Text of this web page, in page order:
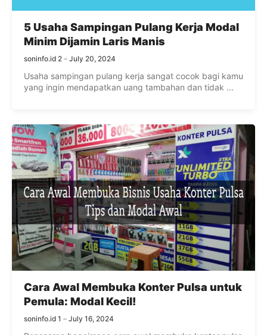
5 Usaha Sampingan Pulang Kerja Modal
Minim Dijamin Laris Manis
soninfo.id 2 July 20, 2024
Usaha sampingan pulang kerja sangat cocok bagi kamu
yang ingin mendapatkan uang tambahan dan tidak ...
Cara Awal Membuka Konter Pulsa untuk
Pemula: Modal Kecil!
soninfo.id 1 July 16, 2024